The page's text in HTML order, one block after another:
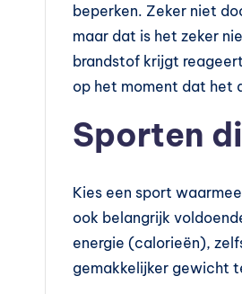
vi
in
beperken. Zeker niet
maar dat is het zeker
brandstof krijgt
op het moment dat het
Sporten
Kies een sport
ook belangrijk
energie (calorieën),
gemakkelijker gewicht